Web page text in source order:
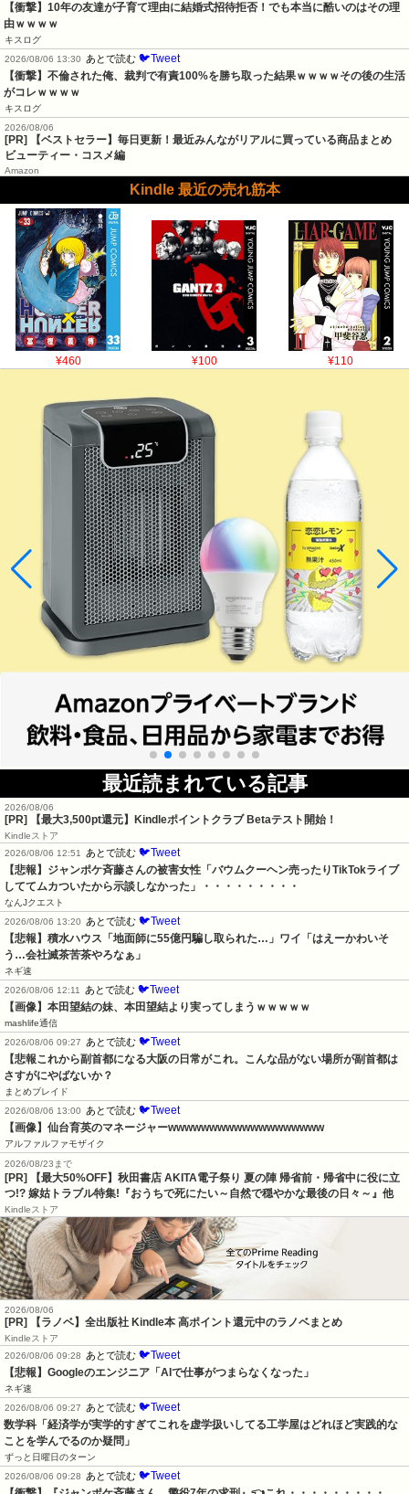
【衝撃】10年の友達が子育て理由に結婚式招待拒否！でも本当に酷いのはその理
由ｗｗｗｗ
キスログ
2026/08/06 13:30
あとで読む 🐦Tweet
【衝撃】不倫された俺、裁判で有責100%を勝ち取った結果ｗｗｗｗその後の生活
がコレｗｗｗｗ
キスログ
2026/08/06
[PR] 【ベストセラー】毎日更新！最近みんながリアルに買っている商品まとめ
ビューティー・コスメ編
Amazon
Kindle 最近の売れ筋本
¥460 ¥100 ¥110
最近読まれている記事
2026/08/06
[PR] 【最大3,500pt還元】Kindleポイントクラブ Betaテスト開始！
Kindleストア
2026/08/06 12:51 あとで読む 🐦Tweet
【悲報】ジャンポケ斉藤さんの被害女性「バウムクーヘン売ったりTikTokライブ
しててムカついたから示談しなかった」・・・・・・・・・
なんJクエスト
2026/08/06 13:20 あとで読む 🐦Tweet
【悲報】積水ハウス「地面師に55億円騙し取られた…」ワイ「はえーかわいそ
う…会社滅茶苦茶やろなぁ」
ネギ速
2026/08/06 12:11 あとで読む 🐦Tweet
【画像】本田望結の妹、本田望結より実ってしまうｗｗｗｗｗ
mashlife通信
2026/08/06 09:27 あとで読む 🐦Tweet
【悲報これから副首都になる大阪の日常がこれ。こんな品がない場所が副首都は
さすがにやばないか？
まとめブレイド
2026/08/06 13:00 あとで読む 🐦Tweet
【画像】仙台育英のマネージャーwwwwwwwwwwwwwwwwwww
アルファルファモザイク
2026/08/23まで
[PR] 【最大50%OFF】秋田書店 AKITA電子祭り 夏の陣 帰省前・帰省中に役に立
つ!? 嫁姑トラブル特集!『おうちで死にたい～自然で穏やかな最後の日々～』他
Kindleストア
2026/08/06
[PR] 【ラノベ】全出版社 Kindle本 高ポイント還元中のラノベまとめ
Kindleストア
2026/08/06 09:28
あとで読む 🐦Tweet
【悲報】Googleのエンジニア「AIで仕事がつまらなくなった」
ネギ速
2026/08/06 09:27
あとで読む 🐦Tweet
数学科「経済学が実学的すぎてこれを虚学扱いしてる工学屋はどれほど実践的な
ことを学んでるのか疑問」
ずっと日曜日のターン
2026/08/06 09:28
あとで読む 🐦Tweet